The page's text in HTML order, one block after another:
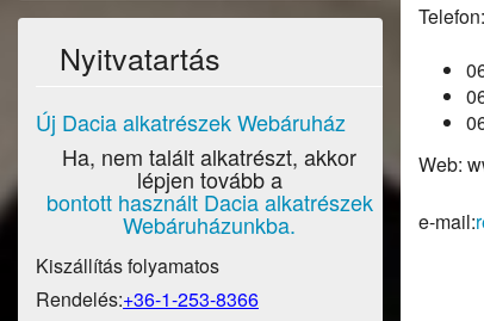
Telefon:
Web:
e-mail:
Nyitvatartás
Új Dacia alkatrészek Webáruház
Ha, nem talált alkatrészt, akkor
lépjen tovább a
bontott használt Dacia alkatrészek
Webáruházunkba.
Kiszállítás folyamatos
Rendelés:+36-1-253-8366